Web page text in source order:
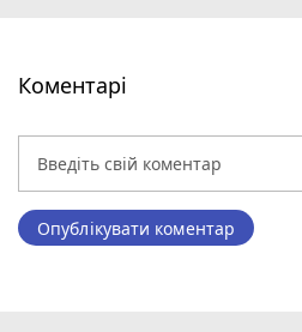
Коментарі
Опублікувати коментар